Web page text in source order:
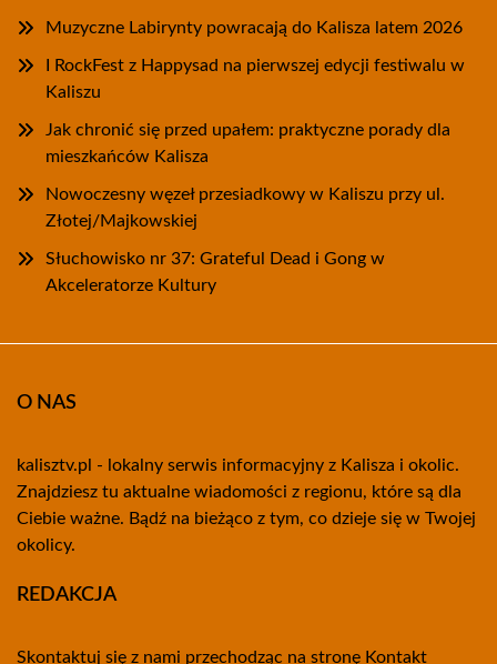
Muzyczne Labirynty powracają do Kalisza latem 2026
I RockFest z Happysad na pierwszej edycji festiwalu w
Kaliszu
Jak chronić się przed upałem: praktyczne porady dla
mieszkańców Kalisza
Nowoczesny węzeł przesiadkowy w Kaliszu przy ul.
Złotej/Majkowskiej
Słuchowisko nr 37: Grateful Dead i Gong w
Akceleratorze Kultury
O NAS
kalisztv.pl - lokalny serwis informacyjny z Kalisza i okolic.
Znajdziesz tu aktualne wiadomości z regionu, które są dla
Ciebie ważne. Bądź na bieżąco z tym, co dzieje się w Twojej
okolicy.
REDAKCJA
Skontaktuj się z nami przechodząc na stronę Kontakt